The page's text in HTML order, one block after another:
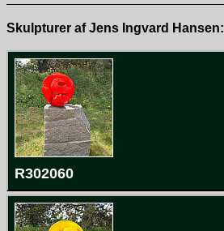
Skulpturer af Jens Ingvard Hansen:
R302060